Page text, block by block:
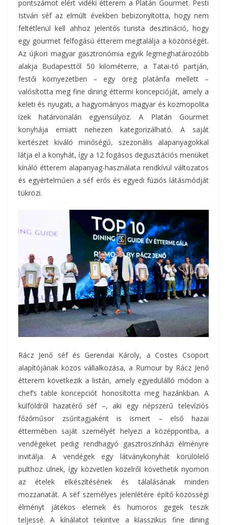
pontszámot elért vidéki étterem a Platán Gourmet. Pesti
István séf az elmúlt években bebizonyította, hogy nem
feltétlenül kell ahhoz jelentős turista desztináció, hogy
egy gourmet felfogású étterem megtalálja a közönségét.
Az újkori magyar gasztronómia egyik legmeghatározóbb
alakja Budapesttől 50 kilométerre, a Tatai-tó partján,
festői környezetben – egy öreg platánfa mellett –
valósította meg fine dining éttermi koncepcióját, amely a
keleti és nyugati, a hagyományos magyar és kozmopolita
ízek határvonalán egyensúlyoz. A Platán Gourmet
konyhája emiatt nehezen kategorizálható. A saját
kertészet kiváló minőségű, szezonális alapanyagokkal
látja el a konyhát, így a 12 fogásos degusztációs menüket
kínáló étterem alapanyag-használata rendkívül változatos
és egyértelműen a séf erős és egyedi fúziós látásmódját
tükrözi.
Rácz Jenő séf és Gerendai Károly, a Costes Csoport
alapítójának közös vállalkozása, a Rumour by Rácz Jenő
étterem következik a listán, amely egyedülálló módon a
chef’s table koncepciót honosította meg hazánkban. A
külföldről hazatérő séf –, aki egy népszerű televíziós
főzőműsor zsűritagjaként is ismert – első hazai
éttermében saját személyét helyezi a középpontba, a
vendégeket pedig rendhagyó gasztroszínházi élményre
invitálja. A vendégek egy látványkonyhát körülölelő
pulthoz ülnek, így közvetlen közelről követhetik nyomon
az ételek elkészítésének és tálalásának minden
mozzanatát. A séf személyes jelenlétére építő közösségi
élményt játékos elemek és humoros gegek teszik
teljessé. A kínálatot tekintve a klasszikus fine dining